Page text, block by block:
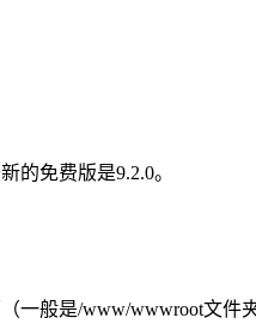
的免费版是9.2.0。
一般是/www/wwwroot文件